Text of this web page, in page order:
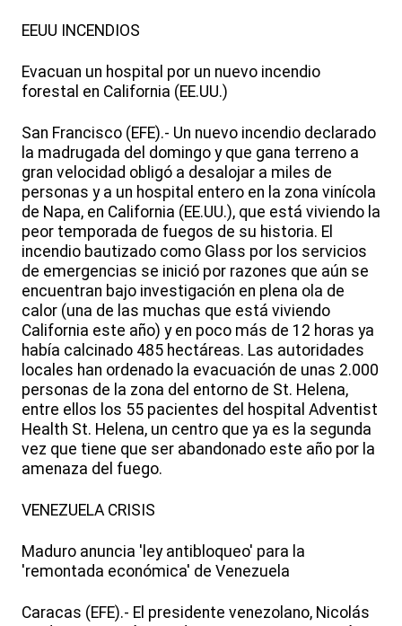
EEUU INCENDIOS
Evacuan un hospital por un nuevo incendio
forestal en California (EE.UU.)
San Francisco (EFE).- Un nuevo incendio declarado
la madrugada del domingo y que gana terreno a
gran velocidad obligó a desalojar a miles de
personas y a un hospital entero en la zona vinícola
de Napa, en California (EE.UU.), que está viviendo la
peor temporada de fuegos de su historia. El
incendio bautizado como Glass por los servicios
de emergencias se inició por razones que aún se
encuentran bajo investigación en plena ola de
calor (una de las muchas que está viviendo
California este año) y en poco más de 12 horas ya
había calcinado 485 hectáreas. Las autoridades
locales han ordenado la evacuación de unas 2.000
personas de la zona del entorno de St. Helena,
entre ellos los 55 pacientes del hospital Adventist
Health St. Helena, un centro que ya es la segunda
vez que tiene que ser abandonado este año por la
amenaza del fuego.
VENEZUELA CRISIS
Maduro anuncia 'ley antibloqueo' para la
'remontada económica' de Venezuela
Caracas (EFE).- El presidente venezolano, Nicolás